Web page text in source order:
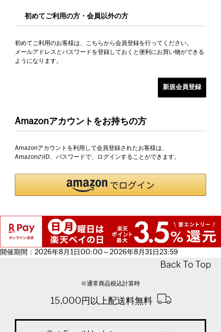
初めてご利用の方・会員以外の方
初めてご利用のお客様は、こちらから会員登録を行ってください。
メールアドレスとパスワードを登録しておくと便利にお買い物ができる
ようになります。
Amazonアカウントをお持ちの方
Amazonアカウントを利用して会員登録されたお客様は、
AmazonのID、パスワードで、ログインすることができます。
開催期間：2026年8月1日00:00～2026年8月31日23:59
Back To Top
※通常商品税込計算時
15,000円以上配送料無料